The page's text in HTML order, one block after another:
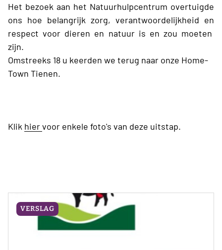
Het bezoek aan het Natuurhulpcentrum overtuigde
ons hoe belangrijk zorg, verantwoordelijkheid en
respect voor dieren en natuur is en zou moeten
zijn.
Omstreeks 18 u keerden we terug naar onze Home-
Town Tienen.
Klik hiervoor enkele foto's van deze uitstap.
VERSLAG